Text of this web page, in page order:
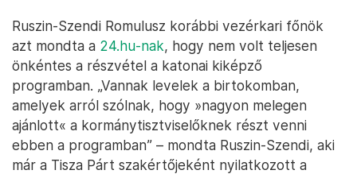
Ruszin-Szendi Romulusz korábbi vezérkari főnök
azt mondta a 24.hu-nak, hogy nem volt teljesen
önkéntes a részvétel a katonai kiképző
programban. „Vannak levelek a birtokomban,
amelyek arról szólnak, hogy »nagyon melegen
ajánlott« a kormánytisztviselőknek részt venni
ebben a programban” – mondta Ruszin-Szendi, aki
már a Tisza Párt szakértőjeként nyilatkozott a